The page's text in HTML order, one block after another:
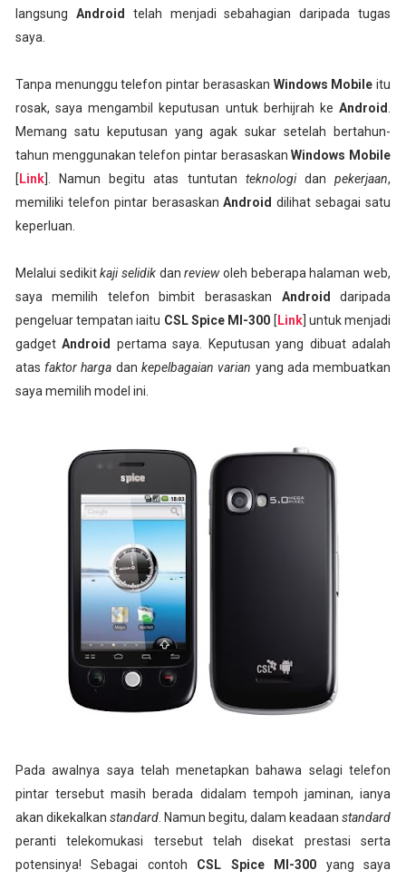
langsung Android
telah menjadi sebahagian daripada tugas
saya.
Tanpa menunggu telefon pintar berasaskan Windows Mobile itu
rosak, saya mengambil keputusan untuk berhijrah keAndroid
Memang satu keputusan yang agak sukar setelah bertahun-
tahun menggunakan telefon pintar berasaskanWindows Mobile
[ Link]. Namun begitu atas tuntutan teknologidanpekerjaan,
memiliki telefon pintar berasaskanAndroid dilihat sebagai satu
keperluan.
Melalui sedikitkaji selidik danreviewoleh beberapa halaman web,
saya memilih telefon bimbit berasaskan Androiddaripada
pengeluar tempatan iaitu CSL Spice MI-300 [ Link] untuk menjadi
gadgetAndroid pertama saya. Keputusan yang dibuat adalah
atas faktor harga dankepelbagaian varian yang ada membuatkan
saya memilih model ini.
Pada awalnya saya telah menetapkan bahawa selagi telefon
pintar tersebut masih berada didalam tempoh jaminan, ianya
akan dikekalkan standard. Namun begitu, dalam keadaanstandard
peranti telekomukasi tersebut telah disekat prestasi serta
potensinya! Sebagai contoh CSL Spice MI-300 yang saya